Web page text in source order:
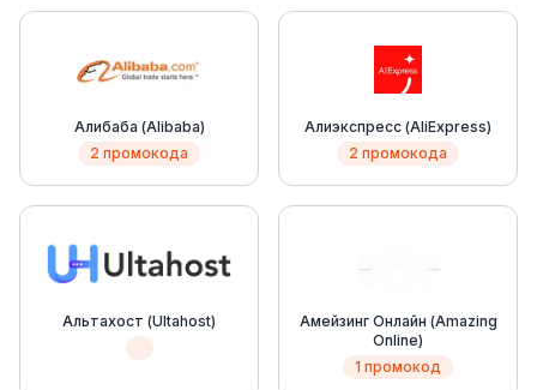
Алибаба (Alibaba)
2 промокода
Алиэкспресс (AliExpress)
2 промокода
Альтахост (Ultahost)
Амейзинг Онлайн (Amazing
Online)
1 промокод